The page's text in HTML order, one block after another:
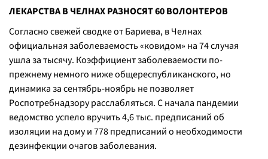
ЛЕКАРСТВА В ЧЕЛНАХ РАЗНОСЯТ 60 ВОЛОНТЕРОВ
Согласно свежей сводке от Бариева, в Челнах
официальная заболеваемость «ковидом» на 74 случая
ушла за тысячу. Коэффициент заболеваемости по-
прежнему немного ниже общереспубликанского, но
динамика за сентябрь-ноябрь не позволяет
Роспотребнадзору расслабляться. С начала пандемии
ведомство успело вручить 4,6 тыс. предписаний об
изоляции на дому и 778 предписаний о необходимости
дезинфекции очагов заболевания.